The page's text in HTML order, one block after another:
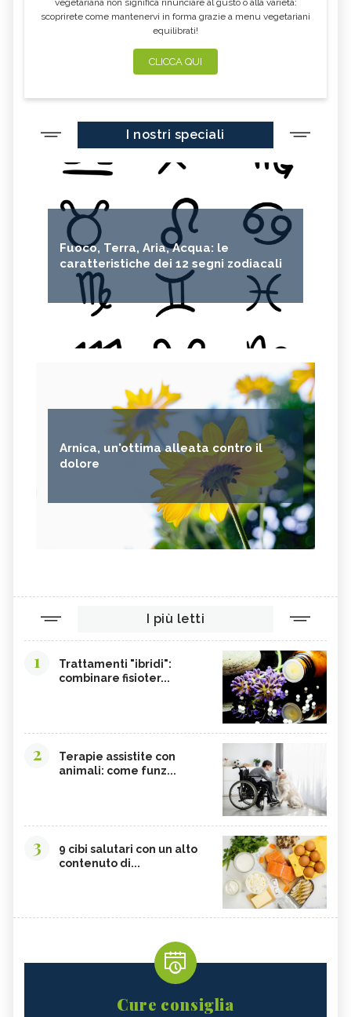
vegetariana non significa rinunciare al gusto o alla varietà:
scoprirete come mantenervi in forma grazie a menu vegetariani
equilibrati!
CLICCA QUI
I nostri speciali
Fuoco, Terra, Aria, Acqua: le
caratteristiche dei 12 segni zodiacali
Arnica, un'ottima alleata contro il
dolore
I più letti
1
Trattamenti "ibridi":
combinare fisioter...
2
Terapie assistite con
animali: come funz...
3
9 cibi salutari con un alto
contenuto di...
Cure consiglia